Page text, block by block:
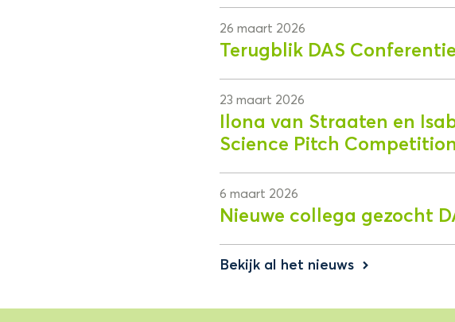
26 maart 2026
Terugblik DAS
23 maart 2026
Ilona van Straaten en
Science Pitch
6 maart 2026
Nieuwe collega gezocht
Bekijk al het nieuws keyboard_arrow_right